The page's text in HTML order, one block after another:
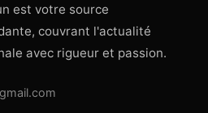
est votre source
couvrant l'actualité
avec rigueur et passion.